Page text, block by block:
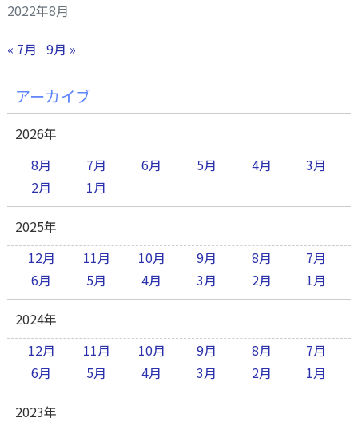
2022年8月
« 7月 9月 »
アーカイブ
2026年
8月
7月 6月 5月 4月
3月
2月
1月
2025年
12月
11月 10月 9月 8月
7月
6月
5月 4月 3月 2月 1月
2024年
12月
11月 10月 9月 8月
7月
6月
5月 4月 3月 2月 1月
2023年